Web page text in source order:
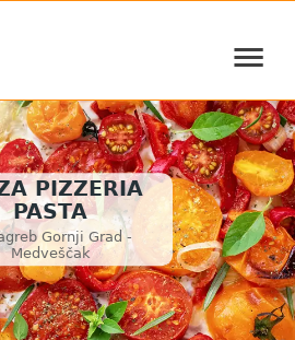
≡
PIZZERIA
PASTA
Gornji Grad -
Medveščak